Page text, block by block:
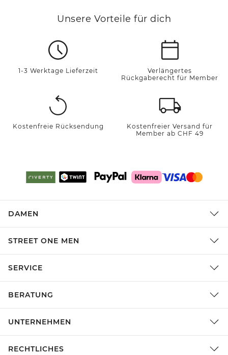
Unsere Vorteile für dich
1-3 Werktage Lieferzeit
Verlängertes
Rückgaberecht für Member
Kostenfreie Rücksendung
Kostenfreier Versand für
Member ab CHF 49
DAMEN
STREET ONE MEN
SERVICE
BERATUNG
UNTERNEHMEN
RECHTLICHES